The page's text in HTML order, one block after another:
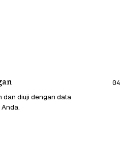
dan diuji dengan data
04